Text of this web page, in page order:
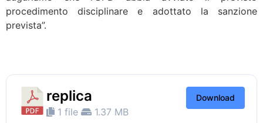
procedimento disciplinare e adottato la sanzione
prevista”.
replica
1 file 1.37 MB
Download